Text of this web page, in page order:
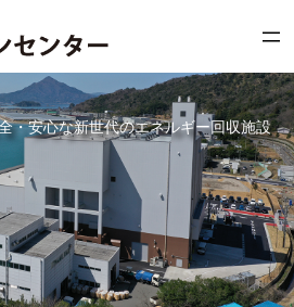
・安心な新世代のエネルギー回収施設